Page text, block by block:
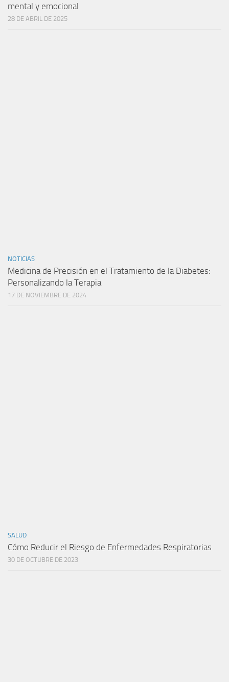
mental y emocional
28 DE ABRIL DE 2025
NOTICIAS
Medicina de Precisión en el Tratamiento de la Diabetes:
Personalizando la Terapia
17 DE NOVIEMBRE DE 2024
SALUD
Cómo Reducir el Riesgo de Enfermedades Respiratorias
30 DE OCTUBRE DE 2023